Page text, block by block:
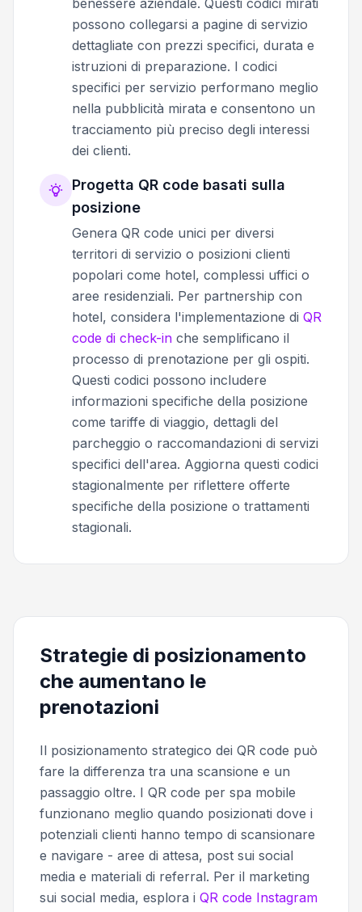
possono collegarsi a pagine di servizio
dettagliate con prezzi specifici, durata e
istruzioni di preparazione. I codici
specifici per servizio performano meglio
nella pubblicità mirata e consentono un
tracciamento più preciso degli interessi
dei clienti.
Progetta QR code basati sulla
posizione
Genera QR code unici per diversi
territori di servizio o posizioni clienti
popolari come hotel, complessi uffici o
aree residenziali. Per partnership con
hotel, considera l'implementazione di QR
code di check-in che semplificano il
processo di prenotazione per gli ospiti.
Questi codici possono includere
informazioni specifiche della posizione
come tariffe di viaggio, dettagli del
parcheggio o raccomandazioni di servizi
specifici dell'area. Aggiorna questi codici
stagionalmente per riflettere offerte
specifiche della posizione o trattamenti
stagionali.
Strategie di posizionamento
che aumentano le
prenotazioni
Il posizionamento strategico dei QR code può
fare la differenza tra una scansione e un
passaggio oltre. I QR code per spa mobile
funzionano meglio quando posizionati dove i
potenziali clienti hanno tempo di scansionare
e navigare - aree di attesa, post sui social
media e materiali di referral. Per il marketing
sui social media, esplora i QR code Instagram